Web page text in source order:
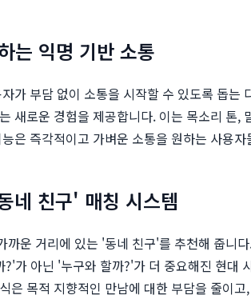
는 익명 기반 소통
가 부담 없이 소통을 시작할 수 있도록 돕
새로운 경험을 제공합니다. 이는 목소리 톤,
은 즉각적이고 가벼운 소통을 원하는 사용
네 친구' 매칭 시스템
까운 거리에 있는 '동네 친구'를 추천해 줍니
가 아닌 '누구와 할까?'가 더 중요해진 현대
은 목적 지향적인 만남에 대한 부담을 줄이